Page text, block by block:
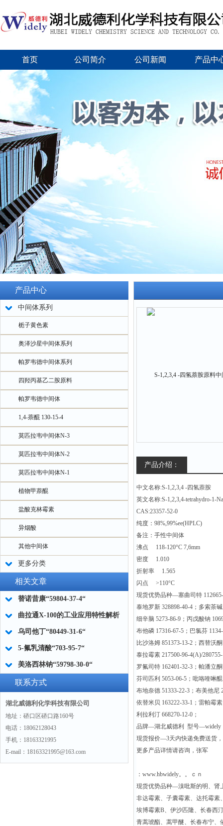
首页 公司简介 公司新闻 产品中
产品中心
中间体系列
栀子黄色素
奥泽沙星中间体系列
帕罗韦德中间体系列
四羟丙基乙二胺原料
帕罗韦德中间体
1,4-萘醌 130-15-4
莫匹拉韦中间体N-3
莫匹拉韦中间体N-2
莫匹拉韦中间体N-1
植物甲萘醌
盐酸克林霉素
异烟酸
其他中间体
更多分类
相关文章
替诺昔康“59804-37-4“
曲拉通X-100的工业应用特性解析
乌司他丁“80449-31-6“
5-氟乳清酸“703-95-7“
美洛西林钠“59798-30-0“
联系方式
湖北威德利化学科技有限公司
地址：硚口区硚口路160号
电话：18062128043
手机：18163321995
E-mail：18163321995@163.com
产品介绍：
中文名称:S-1,2,3,4 -四氢萘胺
英文名称:S-1,2,3,4-tetrahydro-1-
CAS:23357-52-0
纯度：98%,99%ee(HPLC)
备注：手性中间体
沸点 118-120°C 7,6mm
密度 1.010
折射率 1.565
闪点 >110°C
现货优势品种—塞曲司特
泰地罗新 328898-40-4；多索茶
细辛脑 5273-86-9；丙戊酸钠
布他磷 17316-67-5；巴氯芬
比沙洛姆 851373-13-2；西替沃
泰拉霉素 217500-96-4(A)/
罗氟司特 162401-32-3；帕潘立
芬司匹利 5053-06-5；吡咯喹啉
布地奈德 51333-22-3；布美他尼
依替米贝 163222-33-1；雷帕霉
利拉利汀 668270-12-0；
品牌—湖北威德利 型号—widely
现货报价—3天内快递免费送货
更多产品详情请咨询，张军
：www.hbwidely。。ｃｎ
现货优势品种—溴吡斯的明、肾
非达霉素、子囊霉素、达托霉素
埃博霉素B、伊沙匹隆、长春西
青蒿琥酯、蒿甲醚、长春布宁